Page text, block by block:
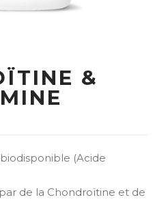
&
(Acide
de la Chondroïtine et de